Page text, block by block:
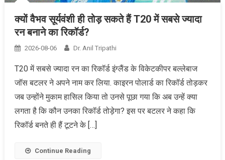
क्यों वैभव सूर्यवंशी ही तोड़ सकते हैं T20 में सबसे ज्यादा
रन बनाने का रिकॉर्ड?
2026-08-06 Dr. Anil Tripathi
T20 में सबसे ज्यादा रन का रिकॉर्ड इंग्लैंड के विकेटकीपर बल्लेबाज
जॉस बटलर ने अपने नाम कर लिया. काइरन पोलार्ड का रिकॉर्ड तोड़कर
जब उन्होंने मुकाम हासिल किया तो उनसे पूछा गया कि अब उन्हें क्या
लगता है कि कौन उनका रिकॉर्ड तोड़ेगा? इस पर बटलर ने कहा कि
रिकॉर्ड बनते ही हैं टूटने के […]
Continue Reading